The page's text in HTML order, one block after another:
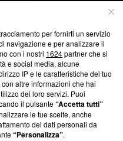
su Blasting
su come ci impegniamo a
la nostra aderenza a
Blasting News non è
ha richiesto di farne
effettuato una verifica di
per fornirti un servizio
navigazione e per analizzare il
con i nostri 1624partner che si
e social media, alcune
IP e le caratteristiche del tuo
altre informazioni che hai
dei loro servizi. Puoi
il pulsante“Accetta tutti”
le tue scelte, anche
dei dati personali da
“Personalizza”.